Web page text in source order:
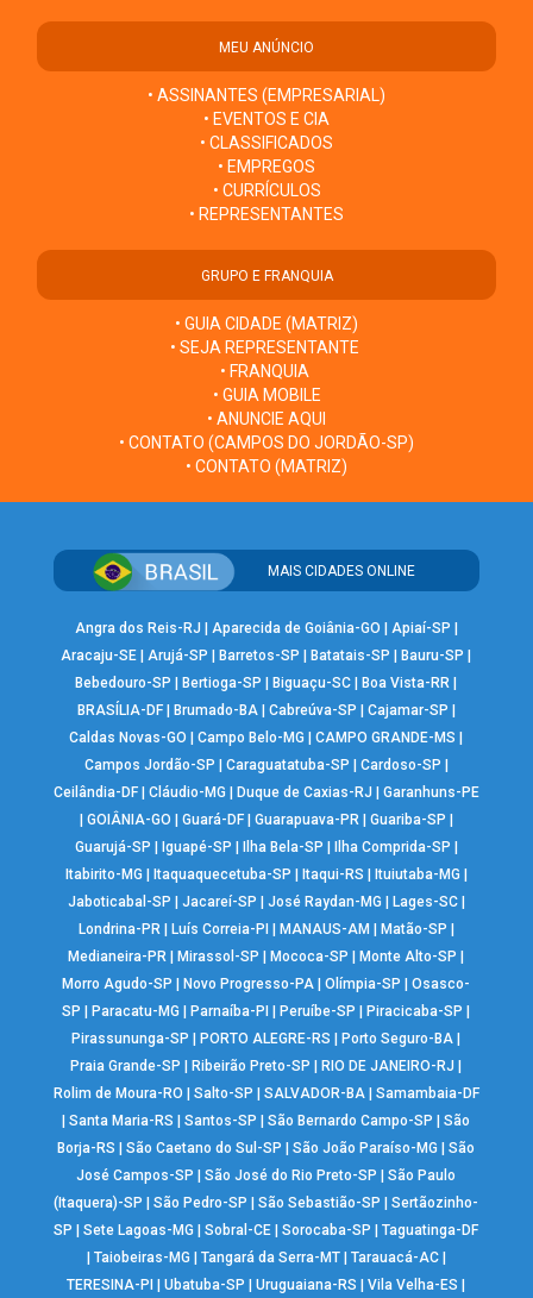
MEU ANÚNCIO
• ASSINANTES (EMPRESARIAL)
• EVENTOS E CIA
• CLASSIFICADOS
• EMPREGOS
• CURRÍCULOS
• REPRESENTANTES
GRUPO E FRANQUIA
• GUIA CIDADE (MATRIZ)
• SEJA REPRESENTANTE
• FRANQUIA
• GUIA MOBILE
• ANUNCIE AQUI
• CONTATO (CAMPOS DO JORDÃO-SP)
• CONTATO (MATRIZ)
MAIS CIDADES ONLINE
Angra dos Reis-RJ Aparecida de Goiânia-GO Apiaí-SP
Aracaju-SE |Arujá-SP Barretos-SP Batatais-SP Bauru-SP
Bebedouro-SP
Bertioga-SP Biguaçu-SC Boa Vista-RR
BRASÍLIA-DF| Brumado-BA| Cabreúva-SP Cajamar-SP
Caldas Novas-GO
|Campo Belo-MG |CAMPO GRANDE-MS
Campos Jordão-SP
Caraguatatuba-SP Cardoso-SP
Ceilândia-DF| Cláudio-MG Duque de Caxias-RJ
Garanhuns-PE
GOIÂNIA-GO Guará-DF| Guarapuava-PR| Guariba-SP
Guarujá-SP
Iguapé-SP Ilha Bela-SP Ilha Comprida-SP
Itabirito-MG
Itaquaquecetuba-SP Itaqui-RS Ituiutaba-MG
Jaboticabal-SP
Jacareí-SP José Raydan-MG Lages-SC|
Londrina-PR| Luís Correia-PI MANAUS-AM Matão-SP
Medianeira-PR
Mirassol-SP Mococa-SP Monte Alto-SP
Morro Agudo-SP
Novo Progresso-PA |Olímpia-SP |Osasco-
SP
Paracatu-MG Parnaíba-PI Peruíbe-SP Piracicaba-SP
Pirassununga-SP
PORTO ALEGRE-RS Porto Seguro-BA
Praia Grande-SP
Ribeirão Preto-SP RIO DE JANEIRO-RJ
Rolim de Moura-RO
Salto-SP SALVADOR-BA| Samambaia-DF
|Santa Maria-RS |Santos-SP |São Bernardo Campo-SP |São
Borja-RS
|São Caetano do Sul-SP |São João Paraíso-MG |São
José Campos-SP
|São José do Rio Preto-SP |São Paulo
(Itaquera)-SP
|São Pedro-SP |São Sebastião-SP |Sertãozinho-
SP
|Sete Lagoas-MG |Sobral-CE |Sorocaba-SP |Taguatinga-DF
Taiobeiras-MG Tangará da Serra-MT| Tarauacá-AC|
TERESINA-PI
|Ubatuba-SP |Uruguaiana-RS |Vila Velha-ES